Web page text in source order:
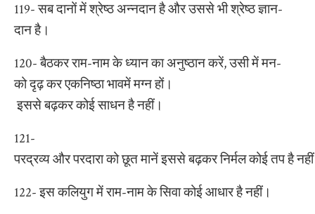
119- सब दानों में श्रेष्ठ अन्नदान है और उससे भी श्रेष्ठ ज्ञान-
दान है।
120- बैठकर राम-नाम के ध्यान का अनुष्ठान करें, उसी में मन-
को दृढ़ कर एकनिष्ठा भावमें मग्न हों।
इससे बढ़कर कोई साधन है नहीं।
121-
परद्रव्य और परदारा को छूत मानें इससे बढ़कर निर्मल कोई तप है
122- इस कलियुग में राम-नाम के सिवा कोई आधार है नहीं।